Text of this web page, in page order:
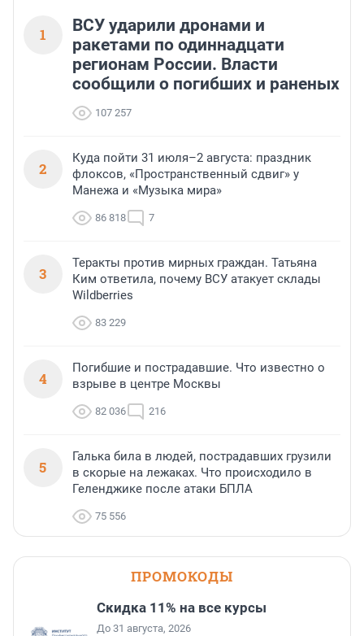
1
ВСУ ударили дронами и
ракетами по одиннадцати
регионам России. Власти
сообщили о погибших и раненых
107 257
2
Куда пойти 31 июля–2 августа: праздник
флоксов, «Пространственный сдвиг» у
Манежа и «Музыка мира»
86 818 7
3
Теракты против мирных граждан. Татьяна
Ким ответила, почему ВСУ атакует склады
Wildberries
83 229
4
Погибшие и пострадавшие. Что известно о
взрыве в центре Москвы
82 036 216
5
Галька била в людей, пострадавших грузили
в скорые на лежаках. Что происходило в
Геленджике после атаки БПЛА
75 556
ПРОМОКОДЫ
Скидка 11% на все курсы
До 31 августа, 2026